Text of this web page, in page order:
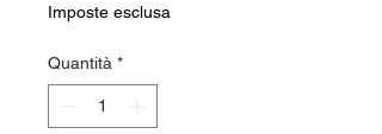
Imposte esclusa
Quantità *